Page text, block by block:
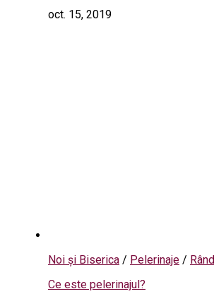
oct. 15, 2019
Noi și Biserica / Pelerinaje /
Ce este pelerinajul?